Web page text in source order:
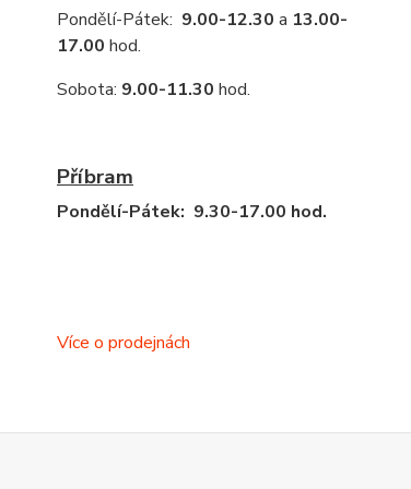
Pondělí-Pátek: 9.00-12.30 a 13.00-
17.00 hod.
Sobota: 9.00-11.30 hod.
Příbram
Pondělí-Pátek: 9.30-17.00 hod.
Více o prodejnách